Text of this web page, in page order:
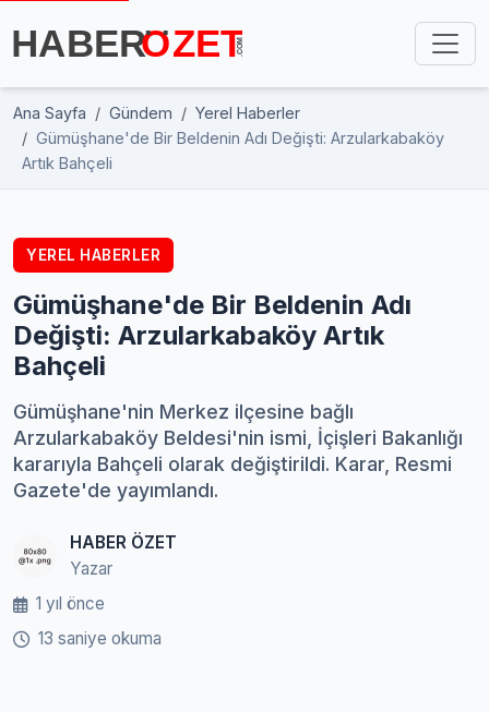
Ana Sayfa Gündem
Yerel Haberler
Gümüşhane'de Bir Beldenin Adı Değişti: Arzularkabaköy
Artık Bahçeli
YEREL HABERLER
Gümüşhane'de Bir Beldenin Adı
Değişti: Arzularkabaköy Artık
Bahçeli
Gümüşhane'nin Merkez ilçesine bağlı
Arzularkabaköy Beldesi'nin ismi, İçişleri Bakanlığı
kararıyla Bahçeli olarak değiştirildi. Karar, Resmi
Gazete'de yayımlandı.
HABER ÖZET
Yazar
1 yıl önce
13 saniye okuma